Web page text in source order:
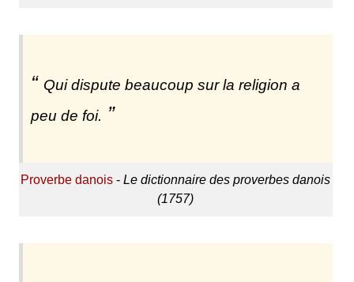
Qui dispute beaucoup sur la religion a
peu de foi.
Proverbe danois -Le dictionnaire des proverbes danois
(1757)